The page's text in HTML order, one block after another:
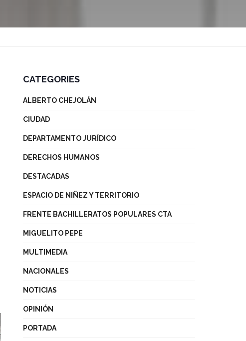
CATEGORIES
ALBERTO CHEJOLÁN
CIUDAD
DEPARTAMENTO JURÍDICO
DERECHOS HUMANOS
DESTACADAS
ESPACIO DE NIÑEZ Y TERRITORIO
FRENTE BACHILLERATOS POPULARES CTA
MIGUELITO PEPE
MULTIMEDIA
NACIONALES
NOTICIAS
OPINIÓN
PORTADA